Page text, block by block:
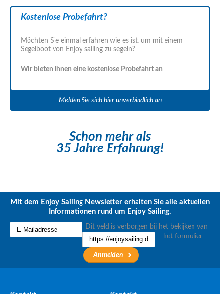
Kostenlose Probefahrt?
Möchten Sie einmal erfahren wie es ist, um mit einem
Segelboot von Enjoy sailing zu segeln?
Wir bieten Ihnen eine kostenlose Probefahrt an
Melden Sie sich hier unverbindlich an
Schon mehr als
35 Jahre Erfahrung!
Mit dem Enjoy Sailing Newsletter erhalten Sie alle aktuellen
Informationen rund um Enjoy Sailing.
Dit veld is verborgen bij het bekijken van
het formulier